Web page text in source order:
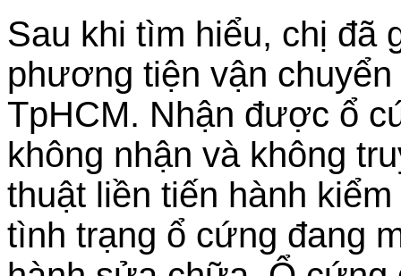
Sau khi tìm hiểu, chị đã
phương tiện vận
TpHCM. Nhận được ổ
không nhận và không
thuật liền tiến hành
tình trạng ổ cứng đang